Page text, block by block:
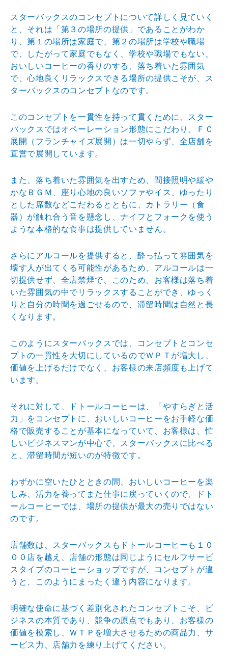
スターバックスのコンセプトについて詳しく見ていく
と、 それは「第３の場所の提供」であることがわか
り、第１の場所は家庭で、第２の場所は学校や職場
で、したがって家庭でもなく、学校や職場でもない、
おいしいコーヒーの香 りのする、落ち着いた雰囲気
で、心地良くリラックスでき る場所の提供こそが、ス
ターバックスのコンセプトなのです。
このコンセプトを一貫性を持って貫くために、スター
バッ クスではオペーレーション形態にこだわり、ＦＣ
展開（フ ランチャイズ展開）は一切やらず、全店舗を
直営で展開しています。
また、落ち着いた雰囲気を出すため、間接照明や緩や
かな ＢＧＭ、座り心地の良いソファやイス、ゆったり
とした席数などこだわるとともに、カトラリー（食
器）が触れ合う音を懸念し、ナイフとフォークを使う
ような本格的な食事は提供していません。
さらにアルコールを提供すると、酔っ払って雰囲気を
壊す人が出てくる可能性があるため、アルコールは一
切提供せず、全店禁煙で、このため、お客様は落ち着
いた雰囲気の中でリラックスすることができ、ゆっく
りと自分の時間を過ごせるので、滞留時間は自然と長
くなります。
このようにスターバックスでは、コンセプトとコンセ
プトの一貫性を大切にしているのでＷＰＴが増大し、
価値を上げるだけでなく、お客様の来店頻度も上げて
います。
それに対して、ドトールコーヒーは、「やすらぎと活
力」
をコンセプトに、おいしいコーヒーをお手軽な価
格で販売することが基本になっていて、お客様は、忙
しいビジネス マンが中心で、スターバックスに比べる
と、滞留時間が短いのが特徴です。
わずかに空いたひとときの間、おいしいコーヒーを楽
しみ、活力を養ってまた仕事に戻っていくので、ドト
ールコー ヒーでは、場所の提供が最大の売りではない
のです。
店舗数は、スターバックスもドトールコーヒーも１０
００ 店を越え、店舗の形態は同じようにセルフサービ
スタイプのコーヒーショップですが、コンセプトが違
うと、このよ うにまったく違う内容になります。
明確な使命に基づく差別化されたコンセプトこそ、ビ
ジネスの本質であり、競争の原点でもあり、お客様の
価値を模索し、ＷＴＰを増大させるための商品力、サ
ービス力、店舗力を練り上げてください。